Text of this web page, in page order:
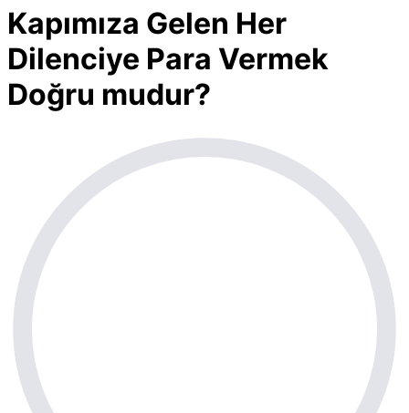
Kapımıza Gelen Her
Dilenciye Para Vermek
Doğru mudur?